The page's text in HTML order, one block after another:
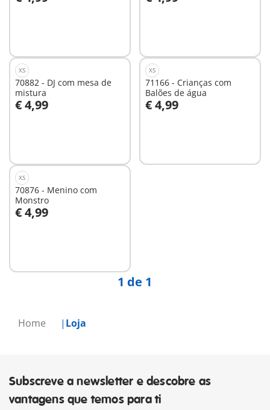
Home Loja
XS
70882 - DJ com mesa de
mistura
€ 4,99
XS
71166 - Crianças com
Balões de água
€ 4,99
XS
70876 - Menino com
Monstro
€ 4,99
1 de 1
Subscreve a newsletter e descobre as
vantagens que temos para ti